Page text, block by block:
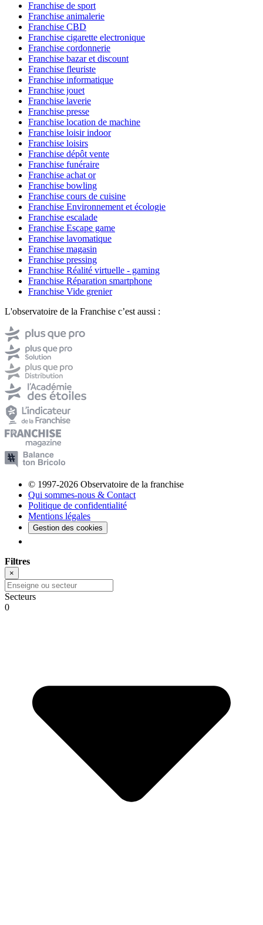
Franchise de sport
Franchise animalerie
Franchise CBD
Franchise cigarette electronique
Franchise cordonnerie
Franchise bazar et discount
Franchise fleuriste
Franchise informatique
Franchise jouet
Franchise laverie
Franchise presse
Franchise location de machine
Franchise loisir indoor
Franchise loisirs
Franchise dépôt vente
Franchise funéraire
Franchise achat or
Franchise bowling
Franchise cours de cuisine
Franchise Environnement et écologie
Franchise escalade
Franchise Escape game
Franchise lavomatique
Franchise magasin
Franchise pressing
Franchise Réalité virtuelle - gaming
Franchise Réparation smartphone
Franchise Vide grenier
L'observatoire de la Franchise c’est aussi :
© 1997-2026 Observatoire de la franchise
Qui sommes-nous & Contact
Politique de confidentialité
Mentions légales
Gestion des cookies
Filtres
×
Secteurs
0